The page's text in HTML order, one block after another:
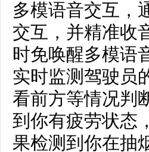
多模语音交互，
交互，并精准收
时免唤醒多模语
实时监测驾驶员
看前方等情况判
到你有疲劳状态
果检测到你在抽